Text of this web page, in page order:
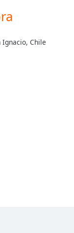
Ignacio, Chile